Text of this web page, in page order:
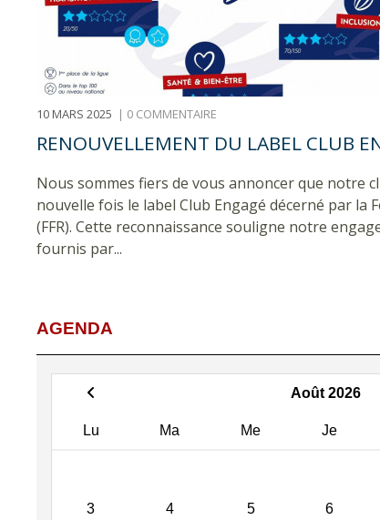
10 MARS 2025 | 0 COMMENTAIRE
RENOUVELLEMENT DU LABEL CLUB
Nous sommes fiers de vous annoncer que notre
nouvelle fois le label Club Engagé décerné par la
(FFR). Cette reconnaissance souligne notre
fournis par...
AGENDA
Août 2026
Lu Ma Me Je
3 4 5 6